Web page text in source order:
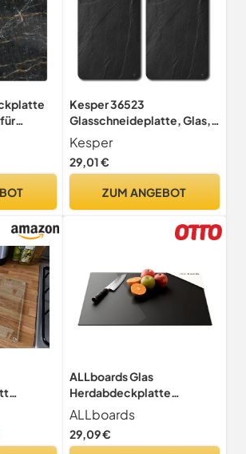
Kesper 36523
Glasschneideplatte, Glas,
grau, 52 x 30 x 0,8 cm
(LxBxH)
Kesper
29,01 €
ZUM ANGEBOT
ALLboards Glas
Herdabdeckplatte
Schneidebrett SCHWARZ
CLASSIC BLACK 52x60 cm
Multi-Platte Arbeitsplatte
ALLboards
29,09 €